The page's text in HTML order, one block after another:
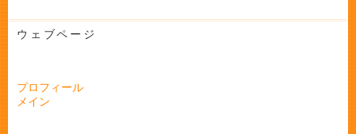
ウェブページ
プロフィール
メイン